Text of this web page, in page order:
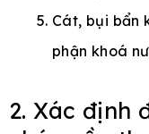
Cát, bụi bẩn
phận khoá
2. Xác định